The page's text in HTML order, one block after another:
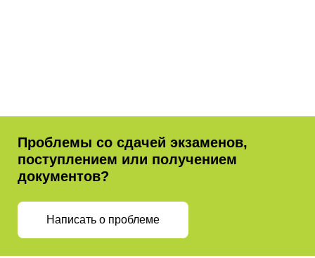
Проблемы со сдачей экзаменов,
поступлением или получением
документов?
Написать о проблеме